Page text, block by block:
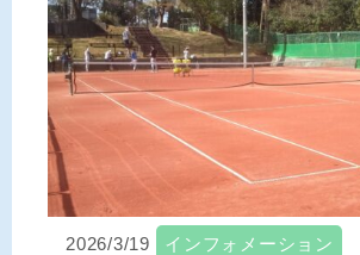
2026/3/19 インフォメーション